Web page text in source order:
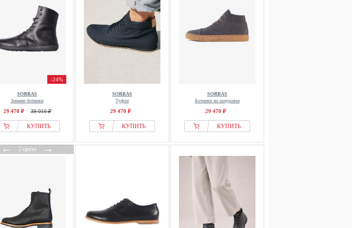
-24%
SORBAS
Зимние ботинки
29 470 ₽ 39 010 ₽
КУПИТЬ
SORBAS
Туфли
29 470 ₽
КУПИТЬ
SORBAS
Ботинки на шнуровке
29 470 ₽
КУПИТЬ
←2 цвета→